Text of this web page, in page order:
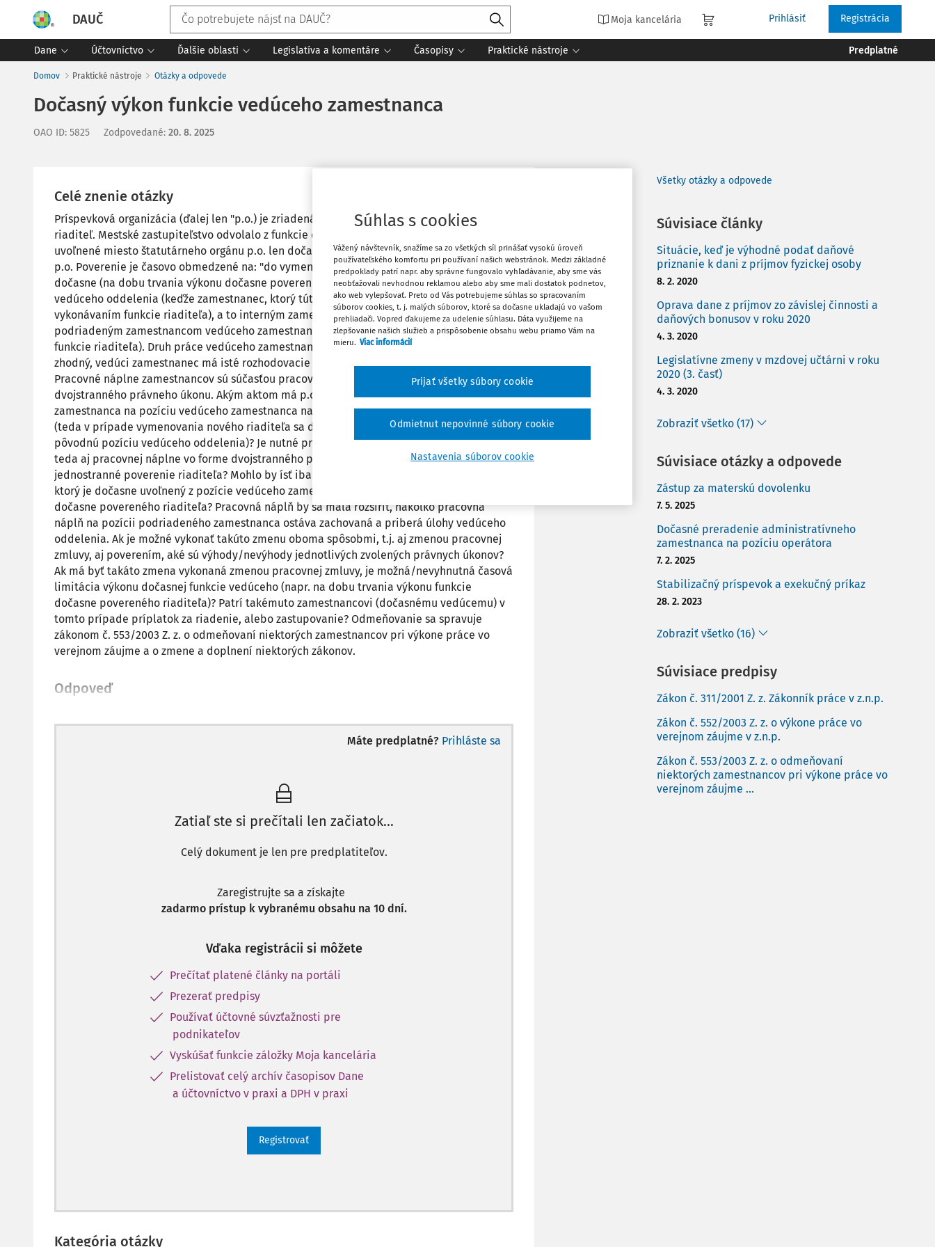
DAUČ Moja kancelária Prihlásiť Registrácia
Dane Účtovníctvo Ďalšie oblasti Legislatíva a komentáre Časopisy Praktické nástroje Predplatné
Domov Praktické nástroje Otázky a odpovede
Dočasný výkon funkcie vedúceho zamestnanca
OAO ID: 5825 Zodpovedané: 20. 8. 2025
Celé znenie otázky
Príspevková organizácia (ďalej len "p.o.) je zriadená mestom. Štatutárnym orgánom p.o. je
riaditeľ. Mestské zastupiteľstvo odvolalo z funkcie doterajšieho riaditeľa p.o. a na
uvoľnené miesto štatutárneho orgánu p.o. len dočasne poverilo vedúceho zamestnanca
p.o. Poverenie je časovo obmedzené na: "do vymenovania nového riaditeľa". P.o. chce
dočasne (na dobu trvania výkonu dočasne povereného riaditeľa) obsadiť funkciu
vedúceho oddelenia (keďže zamestnanec, ktorý túto funkciu vykonával bol povereným
vykonávaním funkcie riaditeľa), a to interným zamestnancom, ktorý bol doposiaľ
podriadeným zamestnancom vedúceho zamestnanca (v súčasnosti povereného vedením
funkcie riaditeľa). Druh práce vedúceho zamestnanca a podriadeného zamestnanca je
zhodný, vedúci zamestnanec má isté rozhodovacie a koordinovacie úlohy navyše.
Pracovné náplne zamestnancov sú súčasťou pracovnej zmluvy a majú povahu
dvojstranného právneho úkonu. Akým aktom má p.o. ustanoviť aktuálne podriadeného
zamestnanca na pozíciu vedúceho zamestnanca na dobu trvania výkonu funkcie riaditeľa
(teda v prípade vymenovania nového riaditeľa sa dočasne poverený riaditeľ vráti na svoju
pôvodnú pozíciu vedúceho oddelenia)? Je nutné pristúpiť k zmene pracovnej zmluvy a
teda aj pracovnej náplne vo forme dvojstranného právneho úkonu alebo stačí
jednostranné poverenie riaditeľa? Mohlo by ísť iba o zastupovanie vedúceho oddelenia,
ktorý je dočasne uvoľnený z pozície vedúceho zamestnanca nakoľko vykonáva funkciu
dočasne povereného riaditeľa? Pracovná náplň by sa mala rozšíriť, nakoľko pracovná
náplň na pozícii podriadeného zamestnanca ostáva zachovaná a priberá úlohy vedúceho
oddelenia. Ak je možné vykonať takúto zmenu oboma spôsobmi, t.j. aj zmenou pracovnej
zmluvy, aj poverením, aké sú výhody/nevýhody jednotlivých zvolených právnych úkonov?
Ak má byť takáto zmena vykonaná zmenou pracovnej zmluvy, je možná/nevyhnutná časová
limitácia výkonu dočasnej funkcie vedúceho (napr. na dobu trvania výkonu funkcie
dočasne povereného riaditeľa)? Patrí takémuto zamestnancovi (dočasnému vedúcemu) v
tomto prípade príplatok za riadenie, alebo zastupovanie? Odmeňovanie sa spravuje
zákonom č. 553/2003 Z. z. o odmeňovaní niektorých zamestnancov pri výkone práce vo
verejnom záujme a o zmene a doplnení niektorých zákonov.
Odpoveď
Máte predplatné? Prihláste sa
Zatiaľ ste si prečítali len začiatok...
Celý dokument je len pre predplatiteľov.
Zaregistrujte sa a získajte
zadarmo prístup k vybranému obsahu na 10 dní.
Vďaka registrácii si môžete
Prečítať platené články na portáli
Prezerať predpisy
Používať účtovné súvzťažnosti pre
podnikateľov
Vyskúšať funkcie záložky Moja kancelária
Prelistovať celý archív časopisov Dane
a účtovníctvo v praxi a DPH v praxi
Registrovať
Kategória otázky
Vytlačiť
Zdieľať
Všetky otázky a odpovede
Súvisiace články
Situácie, keď je výhodné podať daňové
priznanie k dani z príjmov fyzickej osoby
8. 2. 2020
Oprava dane z príjmov zo závislej činnosti a
daňových bonusov v roku 2020
4. 3. 2020
Legislatívne zmeny v mzdovej učtárni v roku
2020 (3. časť)
4. 3. 2020
Zobraziť všetko (17)
Súvisiace otázky a odpovede
Zástup za materskú dovolenku
7. 5. 2025
Dočasné preradenie administratívneho
zamestnanca na pozíciu operátora
7. 2. 2025
Stabilizačný príspevok a exekučný príkaz
28. 2. 2023
Zobraziť všetko (16)
Súvisiace predpisy
Zákon č. 311/2001 Z. z. Zákonník práce v z.n.p.
Zákon č. 552/2003 Z. z. o výkone práce vo
verejnom záujme v z.n.p.
Zákon č. 553/2003 Z. z. o odmeňovaní
niektorých zamestnancov pri výkone práce vo
verejnom záujme ...
Súhlas s cookies
Vážený návštevník, snažíme sa zo všetkých síl prinášať vysokú úroveň
používateľského komfortu pri používaní našich webstránok. Medzi základné
predpoklady patrí napr. aby správne fungovalo vyhľadávanie, aby sme vás
neobťažovali nevhodnou reklamou alebo aby sme mali dostatok podnetov,
ako web vylepšovať. Preto od Vás potrebujeme súhlas so spracovaním
súborov cookies, t. j. malých súborov, ktoré sa dočasne ukladajú vo vašom
prehliadači. Vopred ďakujeme za udelenie súhlasu. Dáta využijeme na
zlepšovanie našich služieb a prispôsobenie obsahu webu priamo Vám na
mieru. Viac informácií
Nastavenia súborov cookie
Odmietnut nepovinné súbory cookie
Prijať všetky súbory cookie